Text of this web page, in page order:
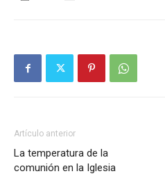
Artículo anterior
La temperatura de la
comunión en la Iglesia